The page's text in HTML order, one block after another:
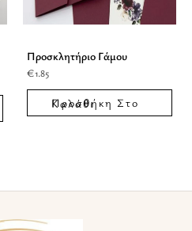
Προσκλητήριο Γάμου
€1.85
Προσθήκη Στο Καλάθι